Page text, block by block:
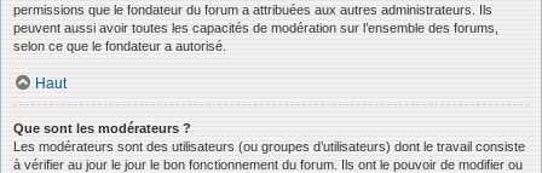
permissions que le fondateur du forum a attribuées aux autres administrateurs. Ils
peuvent aussi avoir toutes les capacités de modération sur l’ensemble des forums,
selon ce que le fondateur a autorisé.
Haut
Que sont les modérateurs ?
Les modérateurs sont des utilisateurs (ou groupes d’utilisateurs) dont le travail consiste
à vérifier au jour le jour le bon fonctionnement du forum. Ils ont le pouvoir de modifier ou